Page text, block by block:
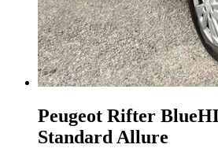
Peugeot Rifter
Standard Allure